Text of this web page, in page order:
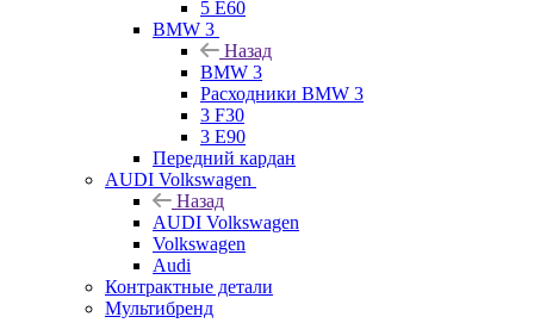
5 E60
BMW 3
Назад
BMW 3
Расходники BMW 3
3 F30
3 E90
Передний кардан
AUDI Volkswagen
Назад
AUDI Volkswagen
Volkswagen
Audi
Контрактные детали
Мультибренд